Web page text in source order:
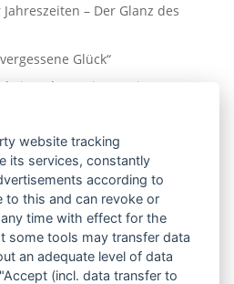
– Der Glanz des
Glück“
Vier Jahreszeiten – Ein Traum
Ostseestrand“
website tracking
its services, constantly
according to
to this and can revoke or
time with effect for the
some tools may transfer data
an adequate level of data
(incl. data transfer to